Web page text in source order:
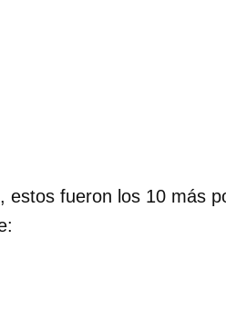
estos fueron los 10 más